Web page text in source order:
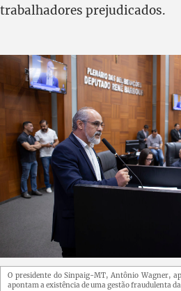
trabalhadores prejudicados.
O presidente do Sinpaig-MT, Antônio Wagner,
apontam a existência de uma gestão fraudulenta